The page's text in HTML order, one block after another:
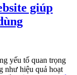
giúp
yếu tố quan trọng
như hiệu quả hoạt